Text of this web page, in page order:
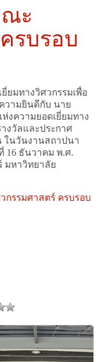
ะ
รบรอบ
มทางวิศวกรรมเพื่อ
วามยินดีกับ นาย
งความยอดเยี่ยมทาง
งวัลและประกาศ
ในวันงานสถาปนา
16 ธันวาคม พ.ศ.
มหาวิทยาลัย
รรมศาสตร์ ครบรอบ